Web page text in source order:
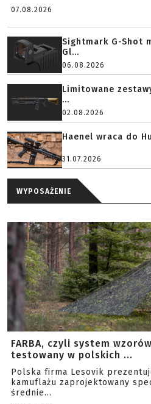
07.08.2026
Sightmark G-Shot
Gl...
06.08.2026
Limitowane
...
02.08.2026
Haenel wraca do
31.07.2026
WYPOSAŻENIE
FARBA, czyli system
testowany w polskich ...
Polska firma Lesovik
kamuflażu zaprojektowany
średnie...